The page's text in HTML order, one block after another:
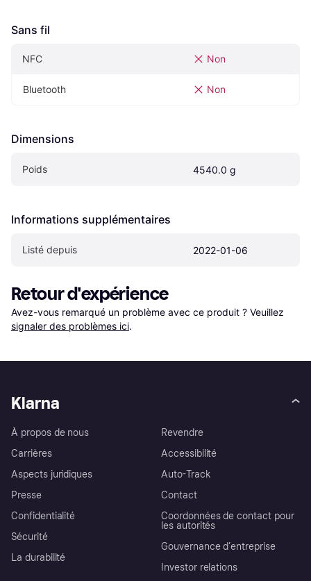
Sans fil
NFC Non
Bluetooth Non
Dimensions
Poids 4540.0 g
Informations supplémentaires
Listé depuis 2022-01-06
Retour d'expérience
Avez-vous remarqué un problème avec ce produit ? Veuillez
signaler des problèmes ici.
Klarna
À propos de nous
Carrières
Aspects juridiques
Presse
Confidentialité
Sécurité
La durabilité
Revendre
Accessibilité
Auto-Track
Contact
Coordonnées de contact pour
les autorités
Gouvernance d’entreprise
Investor relations